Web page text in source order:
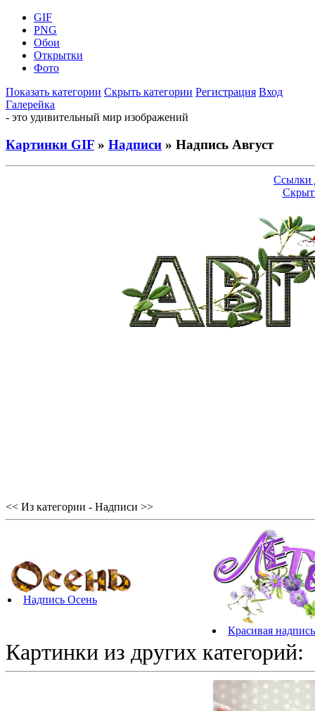
GIF
PNG
Обои
Открытки
Фото
Показать категории Скрыть категории Регистрация Вход
Галерейка
- это удивительный мир изображений
Картинки GIF » Надписи » Надпись Август
Ссылки
<< Из категории - Надписи >>
Надпись Осень
Красивая
Картинки из других категорий: